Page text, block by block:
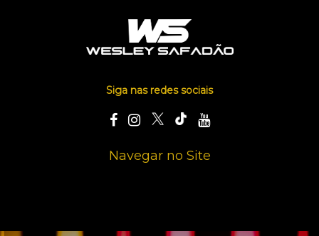
Siga nas redes sociais
Navegar no Site